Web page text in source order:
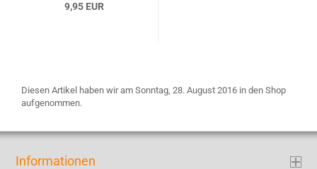
9,95 EUR
Diesen Artikel haben wir am Sonntag, 28. August 2016 in den Shop
aufgenommen.
Informationen